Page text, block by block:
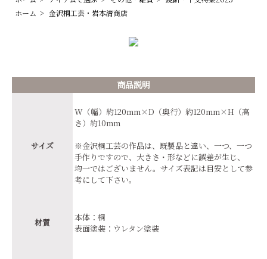
ホーム > 金沢桐工芸・岩本清商店
商品説明
サイズ
W（幅）約120mm×D（奥行）約120mm×H（高
さ）約10mm
※金沢桐工芸の作品は、既製品と違い、一つ、一つ
手作りですので、大きさ・形などに誤差が生じ、
均一ではございません。サイズ表記は目安として参
考にして下さい。 ﾠ
材質
本体：桐
表面塗装：ウレタン塗装